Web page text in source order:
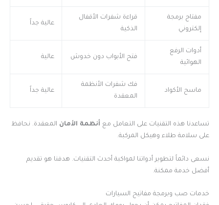
مفتاح برمجة
إلكتروني
قراءة شفرات الأقفال
الذكية
عالية جداً
أدوات الرفع
الهوائية
فتح الأبواب دون خدوش عالية
ماسح الأكواد
فك شفرات الأنظمة
المعقدة
عالية جداً
تساعدنا هذه التقنيات على التعامل مع أنظمة الأمان المعقدة. نحافظ
على سلامة طلاء وهيكل المركبة.
نسعى دائماً لتطوير أدواتنا لمواكبة أحدث التقنيات. هدفنا هو تقديم
أفضل خدمة ممكنة.
خدمات صب وبرمجة مفاتيح السيارات